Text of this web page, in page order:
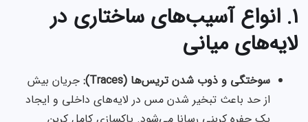
۱. انواع آسیب‌های ساختاری در
لایه‌های میانی
سوختگی و ذوب شدن تریس‌ها (Traces):
جریان بیش
از حد باعث تبخیر شدن مس در لایه‌های داخلی و ایجاد
یک حفره کربنی رسانا می‌شود. پاکسازی کامل کربن